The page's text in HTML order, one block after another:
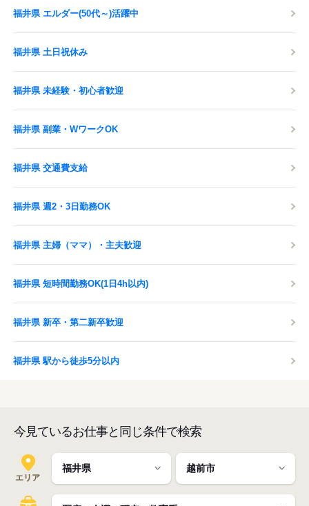
福井県 エルダー(50代～)活躍中
福井県 土日祝休み
福井県 未経験・初心者歓迎
福井県 副業・WワークOK
福井県 交通費支給
福井県 週2・3日勤務OK
福井県 主婦（ママ）・主夫歓迎
福井県 短時間勤務OK(1日4h以内)
福井県 新卒・第二新卒歓迎
福井県 駅から徒歩5分以内
今見ているお仕事と同じ条件で検索
エリア